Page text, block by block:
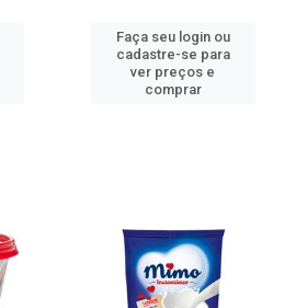
Faça seu login ou
cadastre-se para
ver preços e
comprar